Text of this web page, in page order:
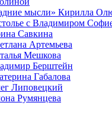
мысли» Кирилла
с Владимиром
Савкина
Артемьева
Мешкова
Берштейн
Габалова
Липовецкий
Румянцева